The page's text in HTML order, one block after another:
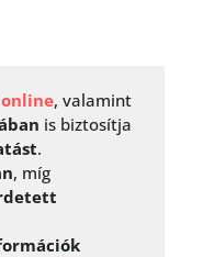
, valamint
is biztosítja
.
, míg